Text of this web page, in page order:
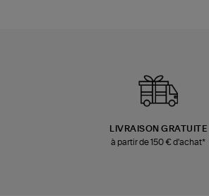
LIVRAISON GRATUITE
à partir de 150 € d'achat*